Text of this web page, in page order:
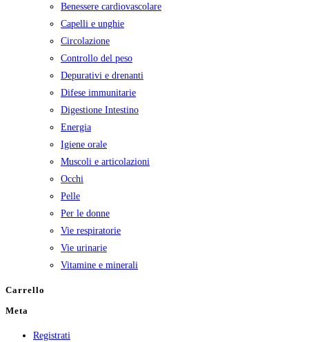
Benessere cardiovascolare
Capelli e unghie
Circolazione
Controllo del peso
Depurativi e drenanti
Difese immunitarie
Digestione Intestino
Energia
Igiene orale
Muscoli e articolazioni
Occhi
Pelle
Per le donne
Vie respiratorie
Vie urinarie
Vitamine e minerali
Carrello
Meta
Registrati